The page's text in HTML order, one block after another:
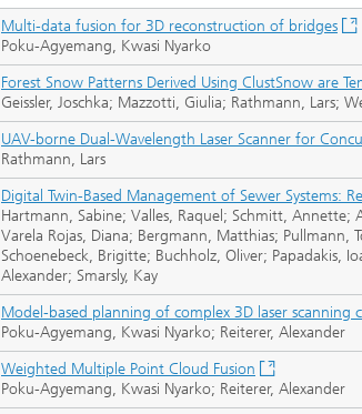
Multi-data fusion for 3D reconstruction of bridges
Poku-Agyemang, Kwasi Nyarko
Forest Snow Patterns Derived Using ClustSnow are
Geissler, Joschka; Mazzotti, Giulia; Rathmann, Lars;
UAV-borne Dual-Wavelength Laser Scanner for
Rathmann, Lars
Digital Twin-Based Management of Sewer Systems:
Hartmann, Sabine; Valles, Raquel; Schmitt, Annette;
Varela Rojas, Diana; Bergmann, Matthias; Pullmann,
Schoenebeck, Brigitte; Buchholz, Oliver; Papadakis,
Alexander; Smarsly, Kay
Model-based planning of complex 3D laser
Poku-Agyemang, Kwasi Nyarko; Reiterer, Alexander
Weighted Multiple Point Cloud Fusion
Poku-Agyemang, Kwasi Nyarko; Reiterer, Alexander